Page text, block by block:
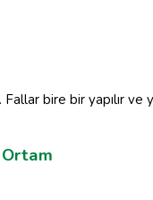
bire bir yapılır
Ortam